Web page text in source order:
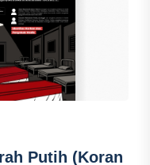
Putih (Koran